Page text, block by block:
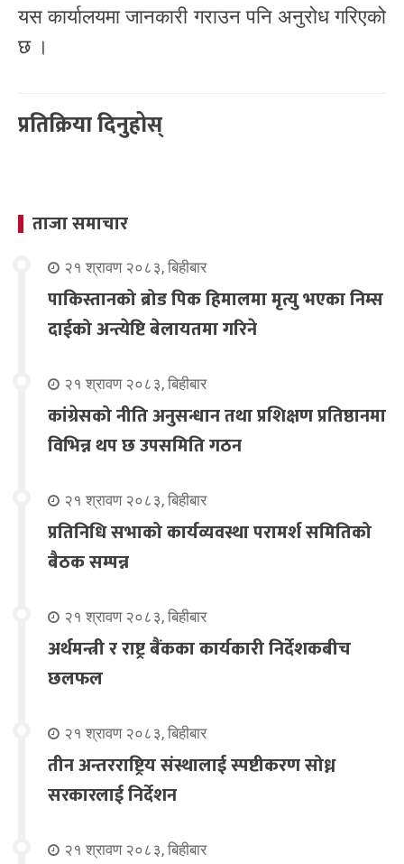
यस कार्यालयमा जानकारी गराउन पनि अनुरोध गरिएको
छ ।
प्रतिक्रिया दिनुहोस्
ताजा समाचार
२१ श्रावण २०८३, बिहीबार
पाकिस्तानको ब्रोड पिक हिमालमा मृत्यु भएका निम्स
दाईको अन्त्येष्टि बेलायतमा गरिने
२१ श्रावण २०८३, बिहीबार
कांग्रेसको नीति अनुसन्धान तथा प्रशिक्षण प्रतिष्ठानमा
विभिन्न थप छ उपसमिति गठन
२१ श्रावण २०८३, बिहीबार
प्रतिनिधि सभाको कार्यव्यवस्था परामर्श समितिको
बैठक सम्पन्न
२१ श्रावण २०८३, बिहीबार
अर्थमन्त्री र राष्ट्र बैंकका कार्यकारी निर्देशकबीच
छलफल
२१ श्रावण २०८३, बिहीबार
तीन अन्तरराष्ट्रिय संस्थालाई स्पष्टीकरण सोध्न
सरकारलाई निर्देशन
२१ श्रावण २०८३, बिहीबार